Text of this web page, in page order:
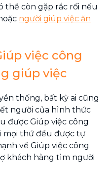
thể còn gặp rắc rối nếu
người giúp việc ăn
việc công
giúp việc
thống, bất kỳ ai cũng
người của hình thức
được Giúp việc công
mọi thứ đều được tự
về Giúp việc công
khách hàng tìm người